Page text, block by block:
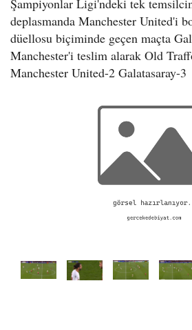
o
n
Şampiyonlar Ligi'ndeki tek
deplasmanda Manchester United'i
düellosu biçiminde geçen maçta
Manchester'i teslim alarak Old
Manchester United-2 Galatasaray-3